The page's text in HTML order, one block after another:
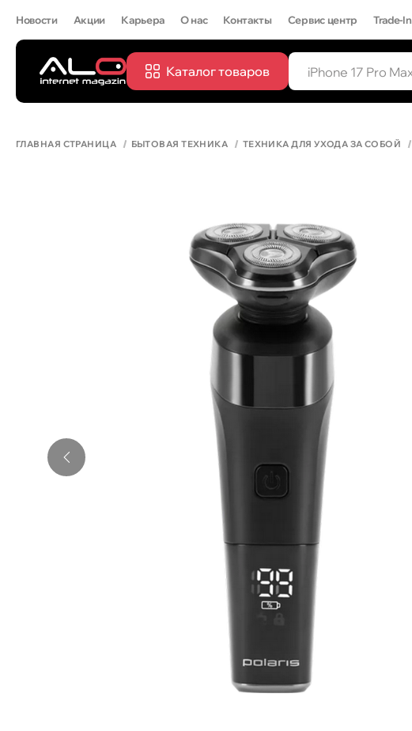
Новости Акции Карьера О нас Контакты Сервис центр Trade-In
Каталог товаров
ГЛАВНАЯ СТРАНИЦА БЫТОВАЯ ТЕХНИКА ТЕХНИКА ДЛЯ УХОДА ЗА СОБОЙ